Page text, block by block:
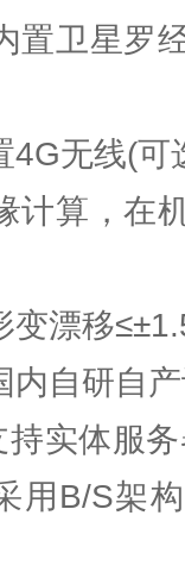
卫星罗经
无线(可
算，在机
漂移
自研自产
实体服务
用B/S架